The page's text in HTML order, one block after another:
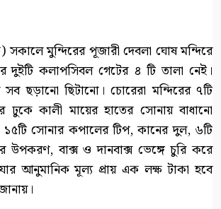
মুন্দিরের পূজারী দেবলা ঘোষ মন্দিরে
দুইটি কলাপসিবল গেটের ৪ টি তালা নেই।
ছড়ানো ছিটানো। চোরেরা মন্দিরের ৭টি
ঢুকে কালী মায়ের হাতের সোনায় বাধানো
১৫টি সোনার কপালের টিপ, কানের দুল, ৬টি
বাক্স ও দানবাক্স ভেঙ্গে চুরি করে
আনুমানিক মূল্য প্রায় এক লক্ষ টাকা হবে